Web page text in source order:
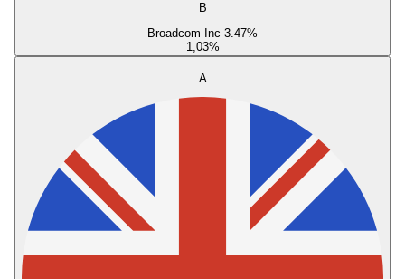
B
Broadcom Inc 3.47%
1,03%
A